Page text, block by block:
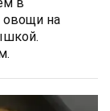
в
овощи на